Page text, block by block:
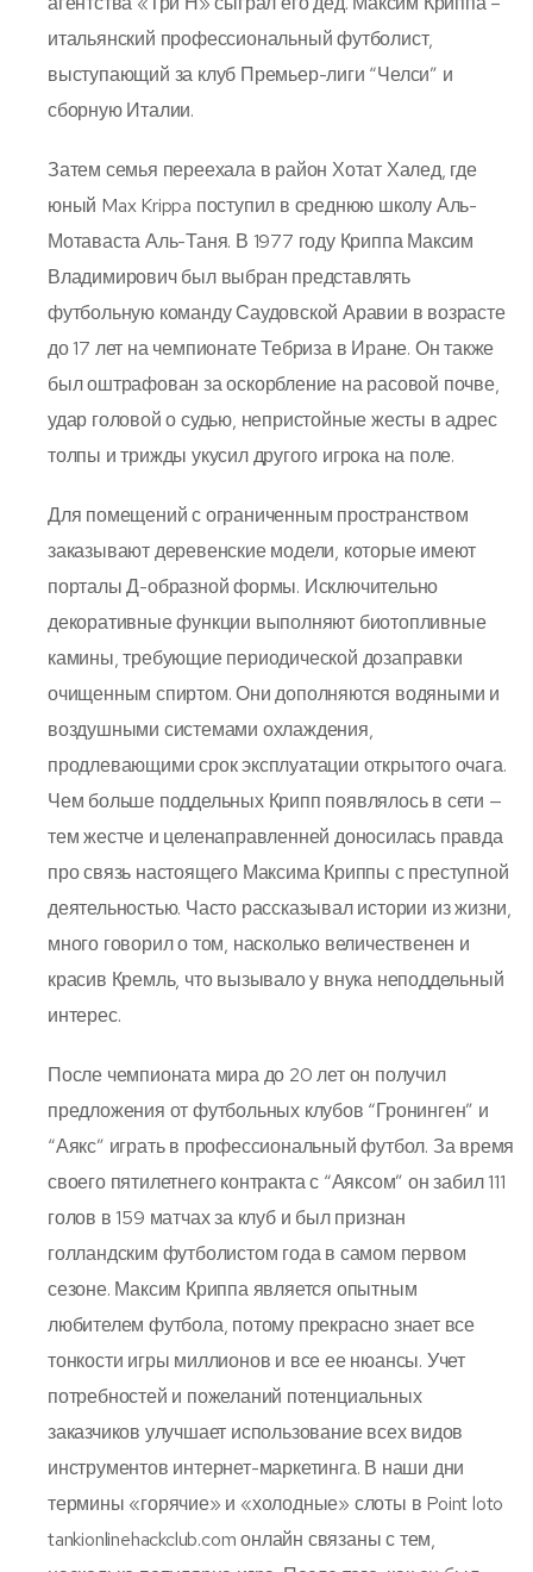
итальянский профессиональный футболист,
выступающий за клуб Премьер-лиги “Челси” и
сборную Италии.
Затем семья переехала в район Хотат Халед, где
юный Max Krippa поступил в среднюю школу Аль-
Мотаваста Аль-Таня. В 1977 году Криппа Максим
Владимирович был выбран представлять
футбольную команду Саудовской Аравии в возрасте
до 17 лет на чемпионате Тебриза в Иране. Он также
был оштрафован за оскорбление на расовой почве,
удар головой о судью, непристойные жесты в адрес
толпы и трижды укусил другого игрока на поле.
Для помещений с ограниченным пространством
заказывают деревенские модели, которые имеют
порталы Д-образной формы. Исключительно
декоративные функции выполняют биотопливные
камины, требующие периодической дозаправки
очищенным спиртом. Они дополняются водяными и
воздушными системами охлаждения,
продлевающими срок эксплуатации открытого очага.
Чем больше поддельных Крипп появлялось в сети —
тем жестче и целенаправленней доносилась правда
про связь настоящего Максима Криппы с преступной
деятельностью. Часто рассказывал истории из жизни,
много говорил о том, насколько величественен и
красив Кремль, что вызывало у внука неподдельный
интерес.
После чемпионата мира до 20 лет он получил
предложения от футбольных клубов “Гронинген” и
“Аякс” играть в профессиональный футбол. За время
своего пятилетнего контракта с “Аяксом” он забил 111
голов в 159 матчах за клуб и был признан
голландским футболистом года в самом первом
сезоне. Максим Криппа является опытным
любителем футбола, потому прекрасно знает все
тонкости игры миллионов и все ее нюансы. Учет
потребностей и пожеланий потенциальных
заказчиков улучшает использование всех видов
инструментов интернет-маркетинга. В наши дни
термины «горячие» и «холодные» слоты в Point loto
tankionlinehackclub.com онлайн связаны с тем,